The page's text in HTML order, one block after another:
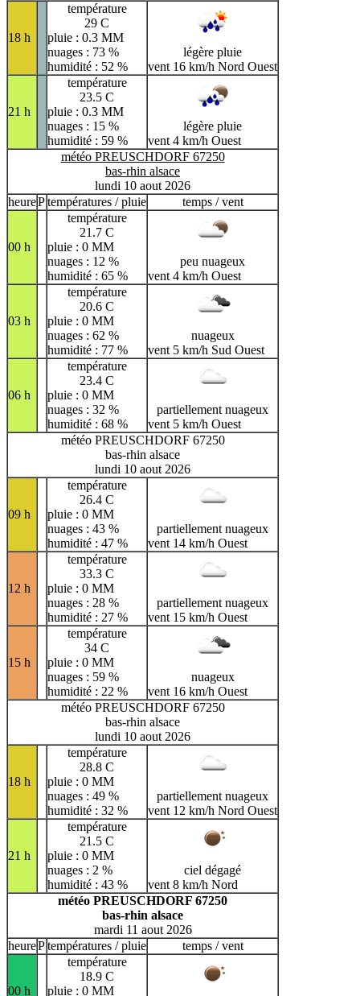
18 h
température
29 C
pluie : 0.3 MM
nuages : 73 %
humidité : 52 %
légère pluie
vent 16 km/h Nord Ouest
21 h
température
23.5 C
pluie : 0.3 MM
nuages : 15 %
humidité : 59 %
légère pluie
vent 4 km/h Ouest
météo PREUSCHDORF 67250
bas-rhin alsace
lundi 10 aout 2026
heurePtempératures / pluie temps / vent
00 h
température
21.7 C
pluie : 0 MM
nuages : 12 %
humidité : 65 %
peu nuageux
vent 4 km/h Ouest
03 h
température
20.6 C
pluie : 0 MM
nuages : 62 %
humidité : 77 %
nuageux
vent 5 km/h Sud Ouest
06 h
température
23.4 C
pluie : 0 MM
nuages : 32 %
humidité : 68 %
partiellement nuageux
vent 5 km/h Ouest
météo PREUSCHDORF 67250
bas-rhin alsace
lundi 10 aout 2026
09 h
température
26.4 C
pluie : 0 MM
nuages : 43 %
humidité : 47 %
partiellement nuageux
vent 14 km/h Ouest
12 h
température
33.3 C
pluie : 0 MM
nuages : 28 %
humidité : 27 %
partiellement nuageux
vent 15 km/h Ouest
15 h
température
34 C
pluie : 0 MM
nuages : 59 %
humidité : 22 %
nuageux
vent 16 km/h Ouest
météo PREUSCHDORF 67250
bas-rhin alsace
lundi 10 aout 2026
18 h
température
28.8 C
pluie : 0 MM
nuages : 49 %
humidité : 32 %
partiellement nuageux
vent 12 km/h Nord Ouest
21 h
température
21.5 C
pluie : 0 MM
nuages : 2 %
humidité : 43 %
ciel dégagé
vent 8 km/h Nord
météo PREUSCHDORF 67250
bas-rhin alsace
mardi 11 aout 2026
heurePtempératures / pluie temps / vent
00 h
température
18.9 C
pluie : 0 MM